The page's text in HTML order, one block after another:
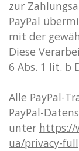
zur
PayPal
mit der
Diese
6 Abs. 1 lit. b
Alle PayPal-
PayPal-
unter https://
ua/privacy-full